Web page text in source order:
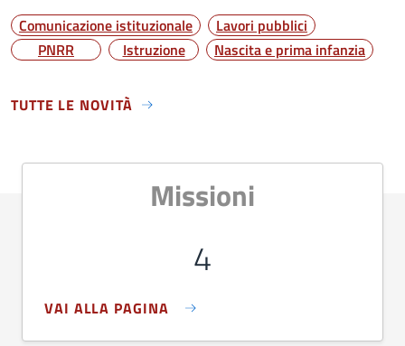
Comunicazione istituzionale
Lavori pubblici
PNRR
Istruzione Nascita e prima infanzia
TUTTE LE NOVITÀ
Missioni
4
VAI ALLA PAGINA